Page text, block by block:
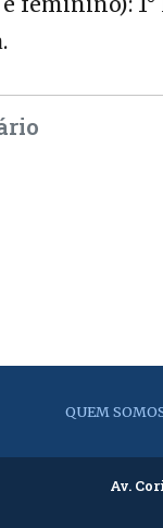
QUEM
Av.